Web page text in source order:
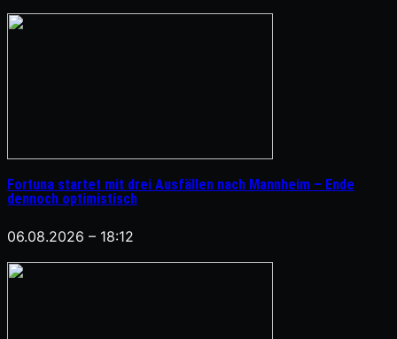
Fortuna startet mit drei Ausfällen nach Mannheim – Ende
dennoch optimistisch
06.08.2026 – 18:12